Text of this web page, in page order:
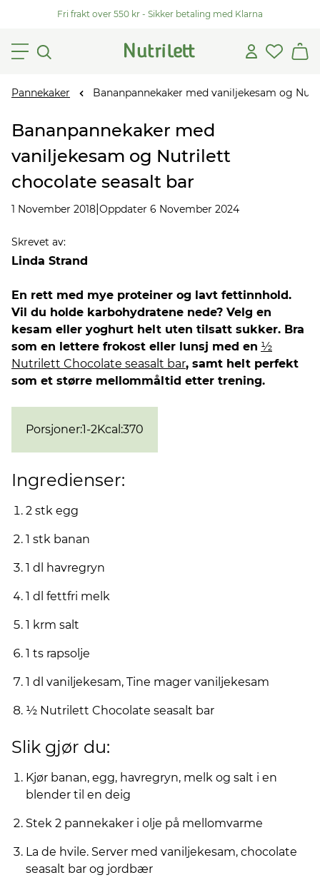
Fri frakt over 550 kr - Sikker betaling med Klarna
Pannekaker Bananpannekaker med vaniljekesam og
Bananpannekaker med
vaniljekesam og Nutrilett
chocolate seasalt bar
1 November 2018 Oppdater 6 November 2024
Skrevet av:
Linda Strand
En rett med mye proteiner og lavt fettinnhold.
Vil du holde karbohydratene nede? Velg en
kesam eller yoghurt helt uten tilsatt sukker. Bra
som en lettere frokost eller lunsj med en ½
Nutrilett Chocolate seasalt bar, samt helt perfekt
som et større mellommåltid etter trening.
Porsjoner:1-2Kcal :370
Ingredienser:
2 stk egg
1 stk banan
1 dl havregryn
1 dl fettfri melk
1 krm salt
1 ts rapsolje
1 dl vaniljekesam, Tine mager vaniljekesam
½ Nutrilett Chocolate seasalt bar
Slik gjør du:
Kjør banan, egg, havregryn, melk og salt i en
blender til en deig
Stek 2 pannekaker i olje på mellomvarme
La de hvile. Server med vaniljekesam, chocolate
seasalt bar og jordbær